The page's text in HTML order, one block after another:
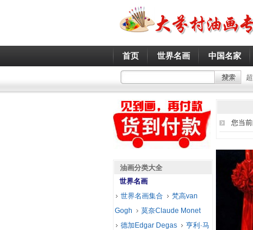
首页 世界名画 中国名家
您当前
油画分类大全
世界名画
世界名画集合
梵高van
Gogh
莫奈Claude Monet
德加Edgar Degas
亨利·马